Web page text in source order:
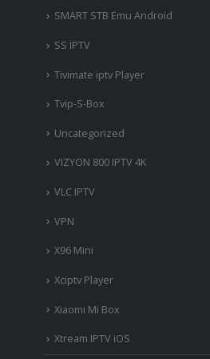
SMART STB Emu Android
SS IPTV
Tivimate iptv Player
Tvip-S-Box
Uncategorized
VIZYON 800 IPTV 4K
VLC IPTV
VPN
X96 Mini
Xciptv Player
Xiaomi Mi Box
Xtream IPTV iOS